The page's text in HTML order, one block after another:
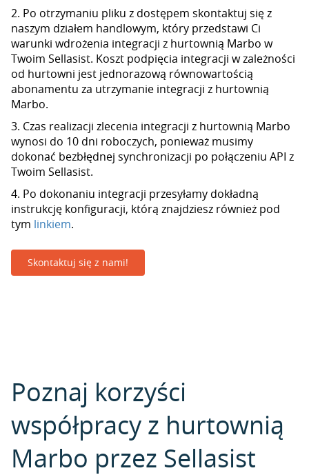
2. Po otrzymaniu pliku z dostępem skontaktuj się z
naszym działem handlowym, który przedstawi Ci
warunki wdrożenia integracji z hurtownią Marbo w
Twoim Sellasist. Koszt podpięcia integracji w zależności
od hurtowni jest jednorazową równowartością
abonamentu za utrzymanie integracji z hurtownią
Marbo.
3. Czas realizacji zlecenia integracji z hurtownią Marbo
wynosi do 10 dni roboczych, ponieważ musimy
dokonać bezbłędnej synchronizacji po połączeniu API z
Twoim Sellasist.
4. Po dokonaniu integracji przesyłamy dokładną
instrukcję konfiguracji, którą znajdziesz również pod
tym linkiem.
Skontaktuj się z nami!
Poznaj korzyści
współpracy z hurtownią
Marbo przez Sellasist